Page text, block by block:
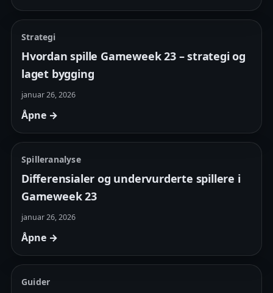
Strategi
Hvordan spille Gameweek 23 – strategi og
laget bygging
januar 26, 2026
Åpne →
Spilleranalyse
Differensialer og undervurderte spillere i
Gameweek 23
januar 26, 2026
Åpne →
Guider